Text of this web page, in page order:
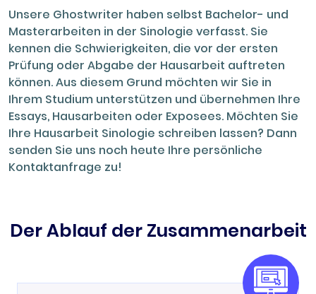
Unsere Ghostwriter haben selbst Bachelor- und
Masterarbeiten in der Sinologie verfasst. Sie
kennen die Schwierigkeiten, die vor der ersten
Prüfung oder Abgabe der Hausarbeit auftreten
können. Aus diesem Grund möchten wir Sie in
Ihrem Studium unterstützen und übernehmen Ihre
Essays, Hausarbeiten oder Exposees. Möchten Sie
Ihre Hausarbeit Sinologie schreiben lassen? Dann
senden Sie uns noch heute Ihre persönliche
Kontaktanfrage zu!
Der Ablauf der Zusammenarbeit